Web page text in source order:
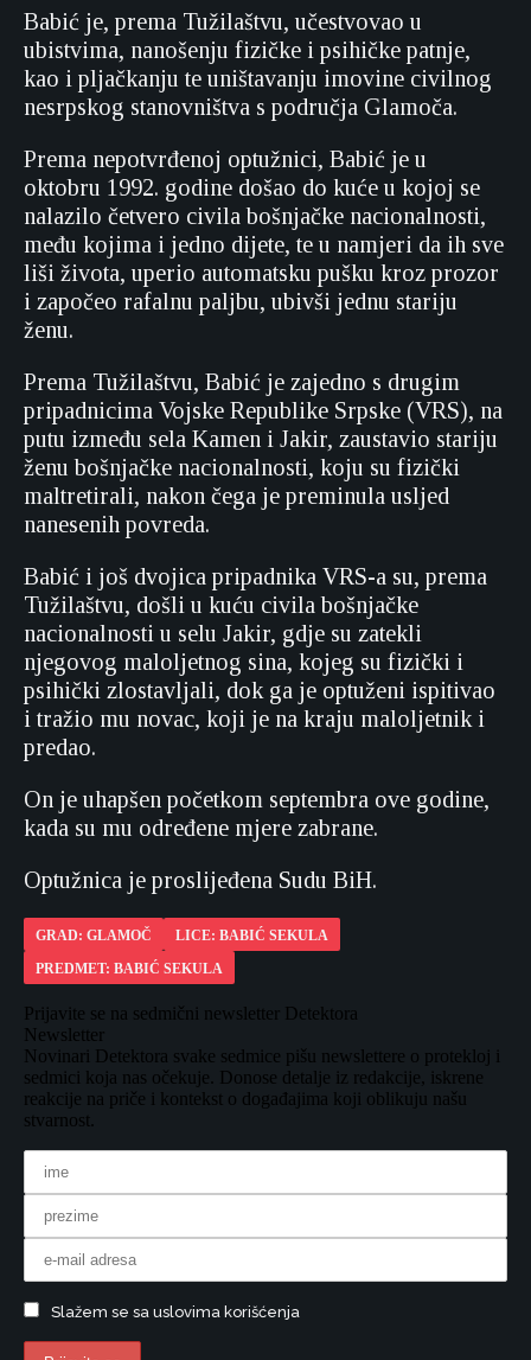
Babić je, prema Tužilaštvu, učestvovao u
ubistvima, nanošenju fizičke i psihičke patnje,
kao i pljačkanju te uništavanju imovine civilnog
nesrpskog stanovništva s područja Glamoča.
Prema nepotvrđenoj optužnici, Babić je u
oktobru 1992. godine došao do kuće u kojoj se
nalazilo četvero civila bošnjačke nacionalnosti,
među kojima i jedno dijete, te u namjeri da ih sve
liši života, uperio automatsku pušku kroz prozor
i započeo rafalnu paljbu, ubivši jednu stariju
ženu.
Prema Tužilaštvu, Babić je zajedno s drugim
pripadnicima Vojske Republike Srpske (VRS), na
putu između sela Kamen i Jakir, zaustavio stariju
ženu bošnjačke nacionalnosti, koju su fizički
maltretirali, nakon čega je preminula usljed
nanesenih povreda.
Babić i još dvojica pripadnika VRS-a su, prema
Tužilaštvu, došli u kuću civila bošnjačke
nacionalnosti u selu Jakir, gdje su zatekli
njegovog maloljetnog sina, kojeg su fizički i
psihički zlostavljali, dok ga je optuženi ispitivao
i tražio mu novac, koji je na kraju maloljetnik i
predao.
On je uhapšen početkom septembra ove godine,
kada su mu određene mjere zabrane.
Optužnica je proslijeđena Sudu BiH.
GRAD: GLAMOČ
LICE: BABIĆ SEKULA
PREDMET: BABIĆ SEKULA
Prijavite se na sedmični newsletter Detektora
Newsletter
Novinari Detektora svake sedmice pišu newslettere o protekloj i
sedmici koja nas očekuje. Donose detalje iz redakcije, iskrene
reakcije na priče i kontekst o događajima koji oblikuju našu
stvarnost.
Slažem se sa uslovima korišćenja